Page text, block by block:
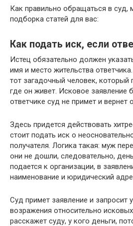
Как правильно обращаться в суд,
подборка статей для вас:
Как подать иск, если
Истец обязательно должен
имя и место жительства
тот загадочный человек, который
где он живет. Исковое заявление
ответчике суд не примет и вернет
Здесь придется действовать
стоит подать иск о
получателя. Логика такая: муж
они не дошли, следовательно,
подается к организации, в
наименование и юридический
Суд примет заявление и запросит
возражения относительно
расскажет суду, у кого деньги,